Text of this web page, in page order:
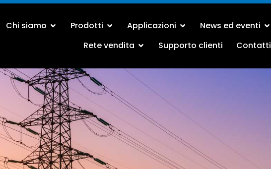
Chi siamo Prodotti Applicazioni
News ed eventi
Rete vendita
Supporto clienti Contatti